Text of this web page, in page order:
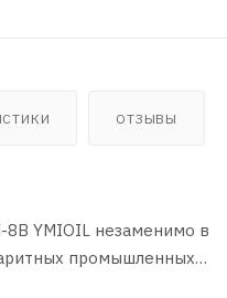
ОТЗЫВЫ
YMIOIL незаменимо в
промышленных